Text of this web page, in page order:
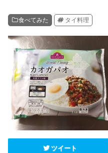
食べてみた タイ料理
ツイート